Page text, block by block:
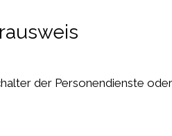
der Personendienste